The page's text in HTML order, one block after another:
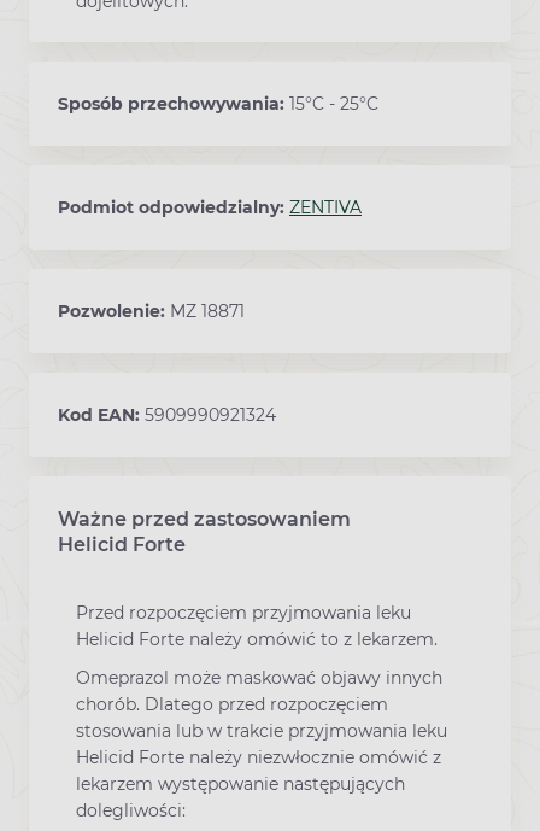
Sposób przechowywania: 15°C - 25°C
Podmiot odpowiedzialny: ZENTIVA
Pozwolenie: MZ 18871
Kod EAN: 5909990921324
Ważne przed zastosowaniem
Ostrzeżenia dotyczące stosowania leku
Helicid Forte
Przed rozpoczęciem przyjmowania leku
Helicid Forte należy omówić to z lekarzem.
Omeprazol może maskować objawy innych
chorób. Dlatego przed rozpoczęciem
stosowania lub w trakcie przyjmowania leku
Helicid Forte należy niezwłocznie omówić z
lekarzem występowanie następujących
dolegliwości: